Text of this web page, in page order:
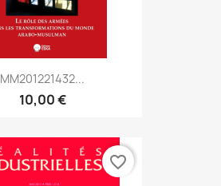
MM201221432...
10,00 €
favorite_border